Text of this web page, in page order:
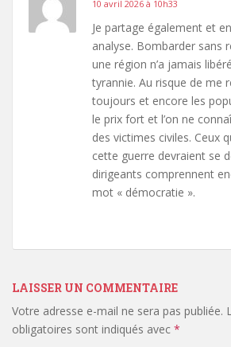
10 avril 2026 à 10h33
Je partage également et
analyse. Bombarder sans
une région n’a jamais
tyrannie. Au risque de me
toujours et encore les
le prix fort et l’on ne
des victimes civiles. Ceux
cette guerre devraient se
dirigeants comprennent
mot « démocratie ».
LAISSER UN COMMENTAIRE
Votre adresse e-mail ne sera pas publiée.
obligatoires sont indiqués avec *